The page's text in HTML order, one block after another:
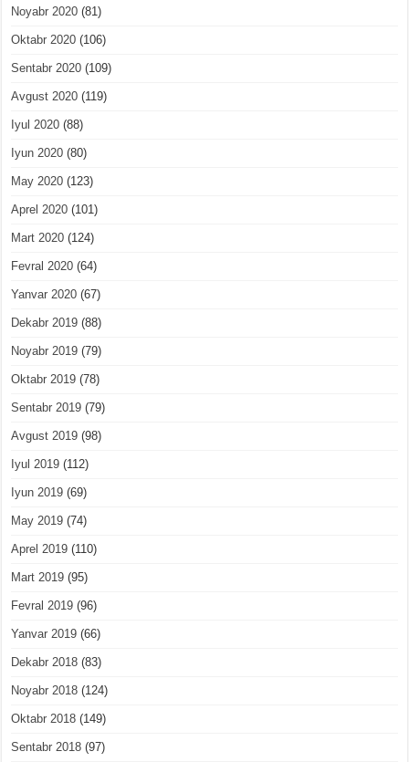
Noyabr 2020 (81)
Oktabr 2020 (106)
Sentabr 2020 (109)
Avgust 2020 (119)
Iyul 2020 (88)
Iyun 2020 (80)
May 2020 (123)
Aprel 2020 (101)
Mart 2020 (124)
Fevral 2020 (64)
Yanvar 2020 (67)
Dekabr 2019 (88)
Noyabr 2019 (79)
Oktabr 2019 (78)
Sentabr 2019 (79)
Avgust 2019 (98)
Iyul 2019 (112)
Iyun 2019 (69)
May 2019 (74)
Aprel 2019 (110)
Mart 2019 (95)
Fevral 2019 (96)
Yanvar 2019 (66)
Dekabr 2018 (83)
Noyabr 2018 (124)
Oktabr 2018 (149)
Sentabr 2018 (97)